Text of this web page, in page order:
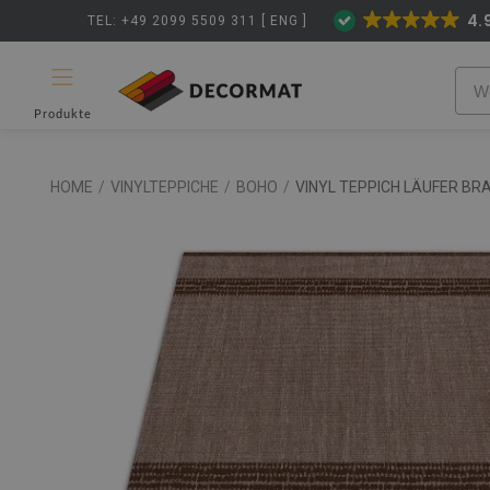
TEL: +49 2099 5509 311 [ ENG ]
Produkte
HOME / VINYLTEPPICHE / BOHO / VINYL TEPPICH LÄUFER